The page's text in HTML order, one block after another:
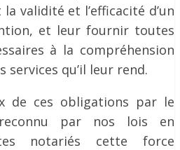
validité et l’efficacité d’un
et leur fournir toutes
à la compréhension
services qu’il leur rend.
de ces obligations par le
par nos lois en
notariés cette force